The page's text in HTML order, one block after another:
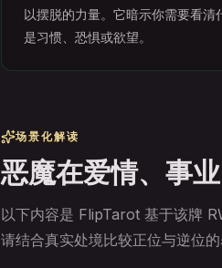
以摆脱的力量。它暗示你需要看清
是习惯、恐惧或欲望。
场景化解读
恶魔在爱情、事
以下内容是 FlipTarot 基于该牌
请结合真实处境比较正位与逆位的